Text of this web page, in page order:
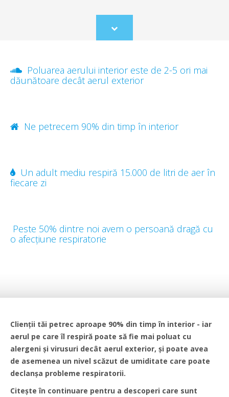
Scroll
to
Poluarea aerului interior este de 2-5 ori mai
dăunătoare decât aerul exterior
Ne petrecem 90% din timp în interior
Un adult mediu respiră 15.000 de litri de aer în
fiecare zi
Peste 50% dintre noi avem o persoană dragă cu
o afecțiune respiratorie
Clienții tăi petrec aproape 90% din timp în interior - iar
aerul pe care îl respiră poate să fie mai poluat cu
alergeni și virusuri decât aerul exterior, și poate avea
de asemenea un nivel scăzut de umiditate care poate
declanșa probleme respiratorii.
Citește în continuare pentru a descoperi care sunt